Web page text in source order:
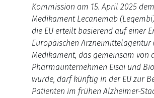
Kommission am 15. April 2025
Medikament Lecanemab
die EU erteilt basierend auf einer
Europäischen Arzneimittelagentur
Medikament, das gemeinsam von
Pharmaunternehmen Eisai und
wurde, darf künftig in der EU zur
Patienten im frühen Alzheimer-